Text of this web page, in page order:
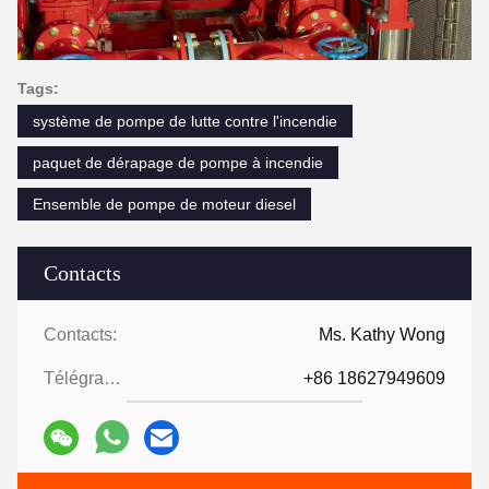
Contacts
Contacts: Ms. Kathy Wong
Télégramme: +86 18627949609
Tags:
système de pompe de lutte contre l'incendie
paquet de dérapage de pompe à incendie
Ensemble de pompe de moteur diesel